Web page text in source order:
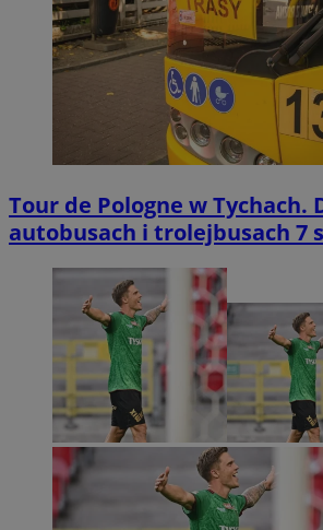
Tour de Pologne w Tychach.
autobusach i trolejbusach 7